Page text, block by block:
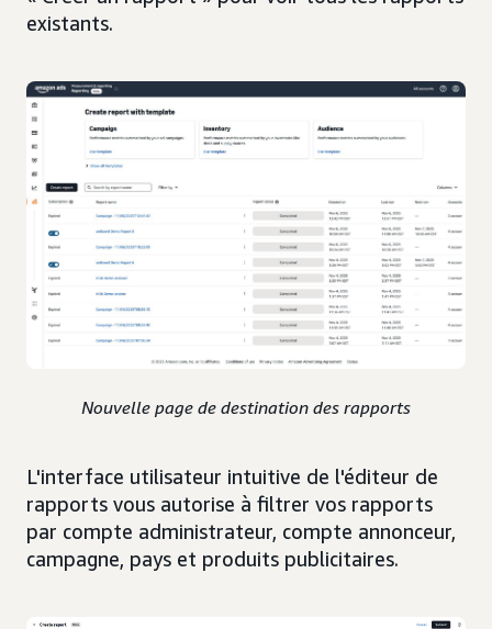
existants.
Nouvelle page de destination des rapports
L'interface utilisateur intuitive de l'éditeur de
rapports vous autorise à filtrer vos rapports
par compte administrateur, compte annonceur,
campagne, pays et produits publicitaires.